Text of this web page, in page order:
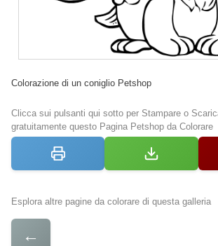
Colorazione di un coniglio Petshop
Clicca sui pulsanti qui sotto per Stampare o
gratuitamente questo Pagina Petshop da Colorare
Esplora altre pagine da colorare di questa galleria
←